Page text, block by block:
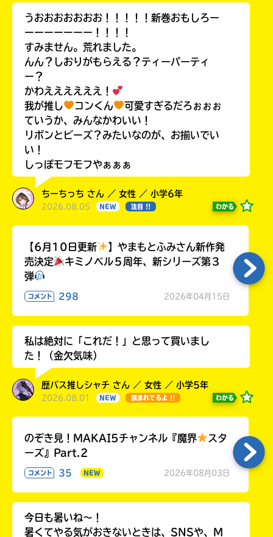
うおおおおおおお！！！！！新巻おもしろー
ーーーーーーー！！！！
すみません。荒れました。
んん？しおりがもらえる？ティーパーティ
ー？
かわええええええ！
我が推し
コンくん
可愛すぎるだろぉぉぉ
ていうか、みんなかわいい！
リボンとビーズ？みたいなのが、お揃いでい
い！
しっぽモフモフやぁぁぁ
ちーちっち さん ／ 女性 ／ 小学6年
2026.08.05 NEW 注目 !! わかる
【6月10日更新
】やまもとふみさん新作発
売決定
キミノベル５周年、新シリーズ第３
弾
コメント 298 2026年04月15日
私は絶対に「これだ！」と思って買いまし
た！（金欠気味）
歴バス推しシャチ さん ／ 女性 ／ 小学5年
2026.08.01 NEW 読まれてるよ !! わかる
のぞき見！MAKAI5チャンネル『魔界
スタ
ーズ』Part.2
コメント 35 NEW 2026年08月03日
今日も暑いね〜！
暑くてやる気がおきないときは、SNSや、M